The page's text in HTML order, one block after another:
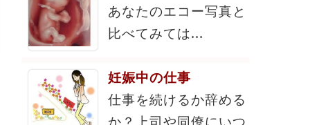
あなたのエコー写真と
比べてみては...
妊娠中の仕事
仕事を続けるか辞める
か？上司や同僚にいつ